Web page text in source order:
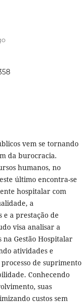
vem se tornando
da burocracia.
humanos, no
último encontra-se
hospitalar com
a
e a prestação de
visa analisar a
Gestão Hospitalar
atividades e
de suprimento
Conhecendo
suas
custos sem